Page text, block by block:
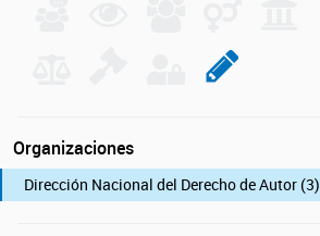
Organizaciones
Dirección Nacional del Derecho de Autor (3)